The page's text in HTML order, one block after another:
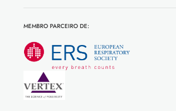
MEMBRO PARCEIRO DE: